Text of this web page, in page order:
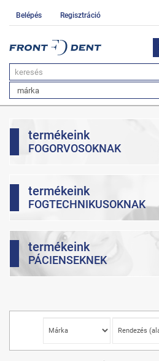
Belépés Regisztráció
termékeink
FOGORVOSOKNAK
termékeink
FOGTECHNIKUSOKNAK
termékeink
PÁCIENSEKNEK